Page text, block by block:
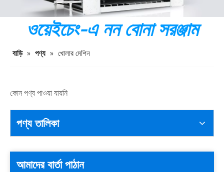
ওয়েইচেং-এ নন বোনা সরঞ্জাম
বাড়ি » পণ্য » খোলার মেশিন
কোন পণ্য পাওয়া যায়নি
পণ্য তালিকা
আমাদের বার্তা পাঠান